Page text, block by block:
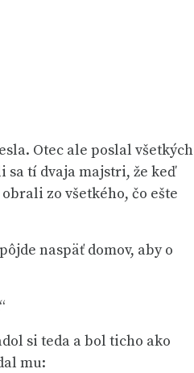
Otec ale poslal všetkých
sa tí dvaja majstri, že keď
zo všetkého, čo ešte
naspäť domov, aby o
si teda a bol ticho ako
mu: